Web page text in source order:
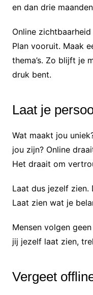
en dan drie
Online
Plan vooruit. Maak
thema’s. Zo blijft je
druk bent.
Laat je
Wat maakt jou
jou zijn? Online
Het draait om
Laat dus jezelf zien.
Laat zien wat je
Mensen volgen
jij jezelf laat zien,
Vergeet